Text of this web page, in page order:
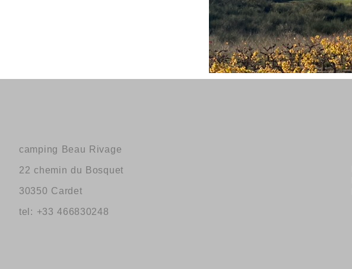
camping Beau Rivage
22 chemin du Bosquet
30350 Cardet
tel: +33 466830248